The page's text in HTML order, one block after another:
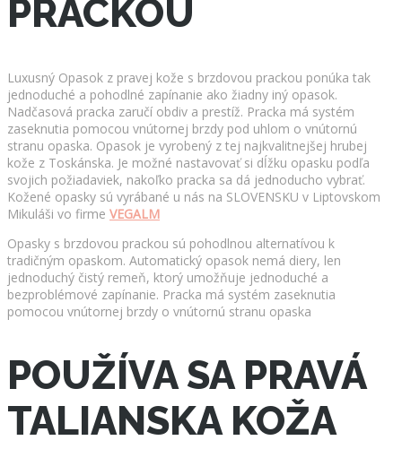
PRACKOU
Luxusný Opasok z pravej kože s brzdovou prackou ponúka tak
jednoduché a pohodlné zapínanie ako žiadny iný opasok.
Nadčasová pracka zaručí obdiv a prestíž. Pracka má systém
zaseknutia pomocou vnútornej brzdy pod uhlom o vnútornú
stranu opaska. Opasok je vyrobený z tej najkvalitnejšej hrubej
kože z Toskánska. Je možné nastavovať si dĺžku opasku podľa
svojich požiadaviek, nakoľko pracka sa dá jednoducho vybrať.
Kožené opasky sú vyrábané u nás na SLOVENSKU v Liptovskom
Mikuláši vo firme VEGALM
Opasky s brzdovou prackou sú pohodlnou alternatívou k
tradičným opaskom. Automatický opasok nemá diery, len
jednoduchý čistý remeň, ktorý umožňuje jednoduché a
bezproblémové zapínanie. Pracka má systém zaseknutia
pomocou vnútornej brzdy o vnútornú stranu opaska
POUŽÍVA SA PRAVÁ
TALIANSKA KOŽA